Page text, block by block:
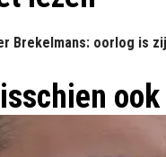
Brekelmans: oorlog is